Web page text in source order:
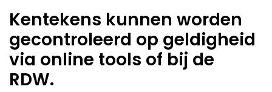
Kentekens kunnen worden
gecontroleerd op geldigheid
via online tools of bij de
RDW.